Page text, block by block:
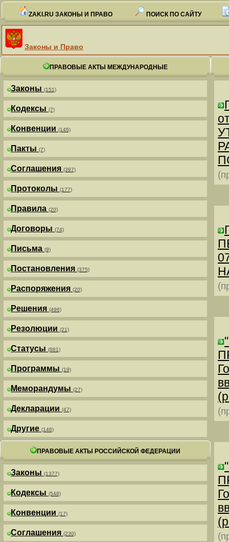
ZAKI.RU ЗАКОНЫ И ПРАВО ПОИСК ПО САЙТУ
Законы и Право
ПРАВОВЫЕ АКТЫ МЕЖДУНАРОДНЫЕ
Законы (151)
Кодексы (7)
Конвенции (146)
Пакты (7)
Соглашения (397)
Протоколы (177)
Правила (20)
Договоры (74)
Письма (9)
Постановления (375)
Распоряжения (20)
Решения (496)
Резолюции (21)
Статусы (881)
Программы (19)
Меморандумы (27)
Декларации (47)
Другие (146)
ПРАВОВЫЕ АКТЫ РОССИЙСКОЙ ФЕДЕРАЦИИ
Законы (1377)
Кодексы (548)
Конвенции (17)
Соглашения (230)